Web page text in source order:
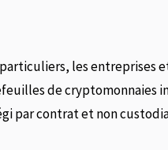
les entreprises
de cryptomonnaies
par contrat et non